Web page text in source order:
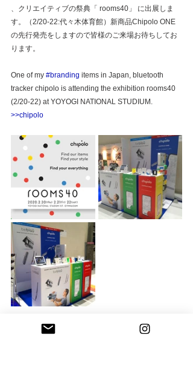
、クリエイティブの祭典「 rooms40」 に出展しま
す。（2/20-22:代々木体育館）新商品Chipolo ONE
の先行発売をしますので皆様のご来場お待ちしてお
ります。
One of my #branding items in Japan, bluetooth
tracker chipolo is attending the exhibition rooms40
(2/20-22) at YOYOGI NATIONAL STUDIUM.
>>chipolo
chipolo